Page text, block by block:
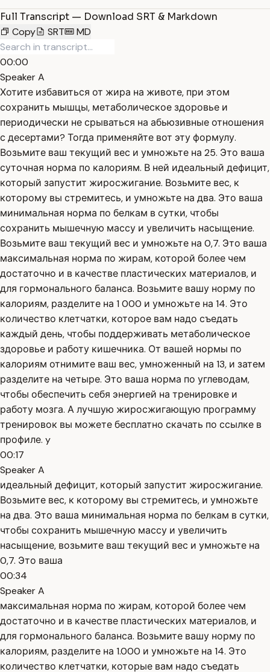
Full Transcript — Download SRT & Markdown
Copy
SRT MD
00:00
Speaker A
Хотите избавиться от жира на животе, при этом
сохранить мышцы, метаболическое здоровье и
периодически не срываться на абьюзивные отношения
с десертами? Тогда применяйте вот эту формулу.
Возьмите ваш текущий вес и умножьте на 25. Это ваша
суточная норма по калориям. В ней идеальный дефицит,
который запустит жиросжигание. Возьмите вес, к
которому вы стремитесь, и умножьте на два. Это ваша
минимальная норма по белкам в сутки, чтобы
сохранить мышечную массу и увеличить насыщение.
Возьмите ваш текущий вес и умножьте на 0,7. Это ваша
максимальная норма по жирам, которой более чем
достаточно и в качестве пластических материалов, и
для гормонального баланса. Возьмите вашу норму по
калориям, разделите на 1 000 и умножьте на 14. Это
количество клетчатки, которое вам надо съедать
каждый день, чтобы поддерживать метаболическое
здоровье и работу кишечника. От вашей нормы по
калориям отнимите ваш вес, умноженный на 13, и затем
разделите на четыре. Это ваша норма по углеводам,
чтобы обеспечить себя энергией на тренировке и
работу мозга. А лучшую жиросжигающую программу
тренировок вы можете бесплатно скачать по ссылке в
профиле. y
00:17
Speaker A
идеальный дефицит, который запустит жиросжигание.
Возьмите вес, к которому вы стремитесь, и умножьте
на два. Это ваша минимальная норма по белкам в сутки,
чтобы сохранить мышечную массу и увеличить
насыщение, возьмите ваш текущий вес и умножьте на
0,7. Это ваша
00:34
Speaker A
максимальная норма по жирам, которой более чем
достаточно и в качестве пластических материалов, и
для гормонального баланса. Возьмите вашу норму по
калориям, разделите на 1.000 и умножьте на 14. Это
количество клетчатки, которые вам надо съедать